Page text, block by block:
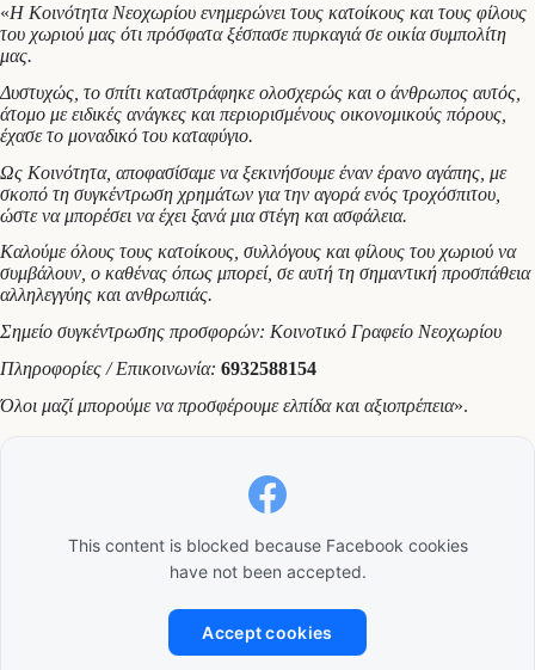
«Η Κοινότητα Νεοχωρίου ενημερώνει τους κατοίκους και τους φίλους
του χωριού μας ότι πρόσφατα ξέσπασε πυρκαγιά σε οικία συμπολίτη
μας.
Δυστυχώς, το σπίτι καταστράφηκε ολοσχερώς και ο άνθρωπος αυτός,
άτομο με ειδικές ανάγκες και περιορισμένους οικονομικούς πόρους,
έχασε το μοναδικό του καταφύγιο.
Ως Κοινότητα, αποφασίσαμε να ξεκινήσουμε έναν έρανο αγάπης, με
σκοπό τη συγκέντρωση χρημάτων για την αγορά ενός τροχόσπιτου,
ώστε να μπορέσει να έχει ξανά μια στέγη και ασφάλεια.
Καλούμε όλους τους κατοίκους, συλλόγους και φίλους του χωριού να
συμβάλουν, ο καθένας όπως μπορεί, σε αυτή τη σημαντική προσπάθεια
αλληλεγγύης και ανθρωπιάς.
Σημείο συγκέντρωσης προσφορών: Κοινοτικό Γραφείο Νεοχωρίου
Πληροφορίες / Επικοινωνία: 6932588154
Όλοι μαζί μπορούμε να προσφέρουμε ελπίδα και αξιοπρέπεια».
This content is blocked because Facebook cookies
have not been accepted.
Accept cookies